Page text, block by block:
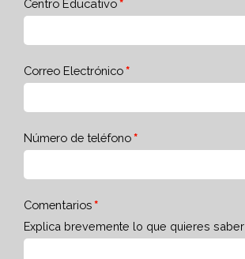
Centro Educativo
Correo Electrónico
Número de teléfono
Comentarios
Explica brevemente lo que quieres saber